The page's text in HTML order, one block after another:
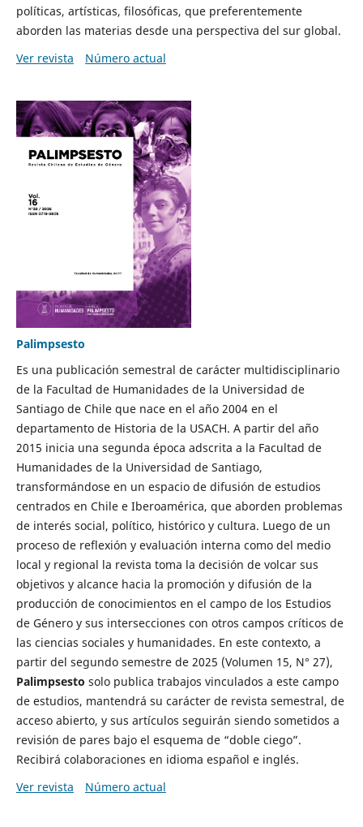
políticas, artísticas, filosóficas, que preferentemente
aborden las materias desde una perspectiva del sur global.
Ver revista
Número actual
Palimpsesto
Es una publicación semestral de carácter multidisciplinario
de la Facultad de Humanidades de la Universidad de
Santiago de Chile que nace en el año 2004 en el
departamento de Historia de la USACH. A partir del año
2015 inicia una segunda época adscrita a la Facultad de
Humanidades de la Universidad de Santiago,
transformándose en un espacio de difusión de estudios
centrados en Chile e Iberoamérica, que aborden problemas
de interés social, político, histórico y cultura. Luego de un
proceso de reflexión y evaluación interna como del medio
local y regional la revista toma la decisión de volcar sus
objetivos y alcance hacia la promoción y difusión de la
producción de conocimientos en el campo de los Estudios
de Género y sus intersecciones con otros campos críticos de
las ciencias sociales y humanidades. En este contexto, a
partir del segundo semestre de 2025 (Volumen 15, N° 27),
Palimpsesto solo publica trabajos vinculados a este campo
de estudios, mantendrá su carácter de revista semestral, de
acceso abierto, y sus artículos seguirán siendo sometidos a
revisión de pares bajo el esquema de “doble ciego”.
Recibirá colaboraciones en idioma español e inglés.
Ver revista
Número actual